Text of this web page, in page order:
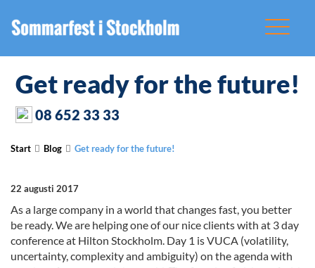
Get ready for the future!
08 652 33 33
Start Blog Get ready for the future!
22 augusti 2017
As a large company in a world that changes fast, you better
be ready. We are helping one of our nice clients with at 3 day
conference at Hilton Stockholm. Day 1 is VUCA (volatility,
uncertainty, complexity and ambiguity) on the agenda with